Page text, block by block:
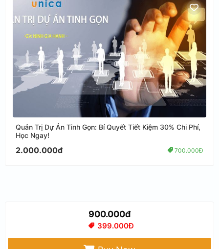
Quản Trị Dự Án Tinh Gọn: Bí Quyết Tiết Kiệm 30% Chi Phí,
Học Ngay!
2.000.000đ 700.000Đ
900.000đ
399.000Đ